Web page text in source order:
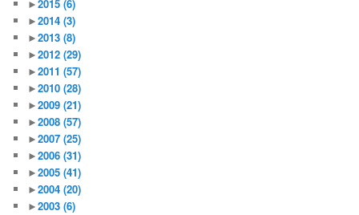
►2015(6)
►2014(3)
►2013(8)
►2012(29)
►2011(57)
►2010(28)
►2009(21)
►2008(57)
►2007(25)
►2006(31)
►2005(41)
►2004(20)
►2003(6)